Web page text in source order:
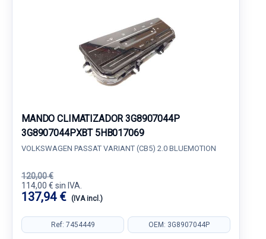
MANDO CLIMATIZADOR 3G8907044P
3G8907044PXBT 5HB017069
VOLKSWAGEN PASSAT VARIANT (CB5) 2.0 BLUEMOTION
120,00 €
114,00 € sin IVA.
137,94 € (IVA incl.)
Ref: 7454449 OEM: 3G8907044P